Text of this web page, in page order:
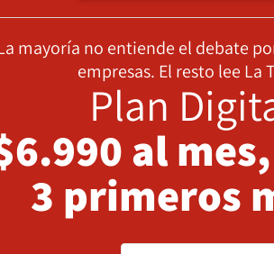
mayoría no entiende el debate
empresas. El resto lee La
Plan
al
3 primeros